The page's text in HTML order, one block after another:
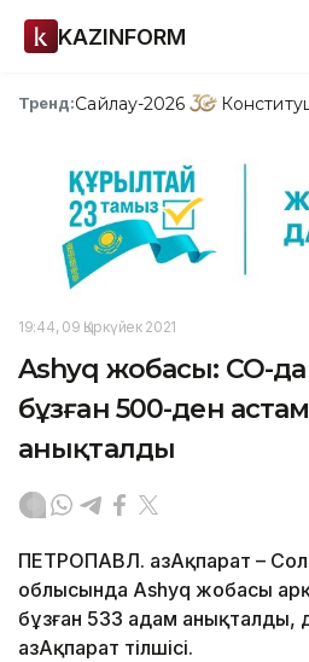
KAZINFORM
Тренд:Сайлау-2026
19:44, 09 Қыркүйек 2021
Ashyq жобасы: СҚО-
бұзған 500-ден
анықталды
ПЕТРОПАВЛ. ҚазАқпарат –
облысында Ashyq жобасы
бұзған 533 адам анықталды,
ҚазАқпарат тілшісі.